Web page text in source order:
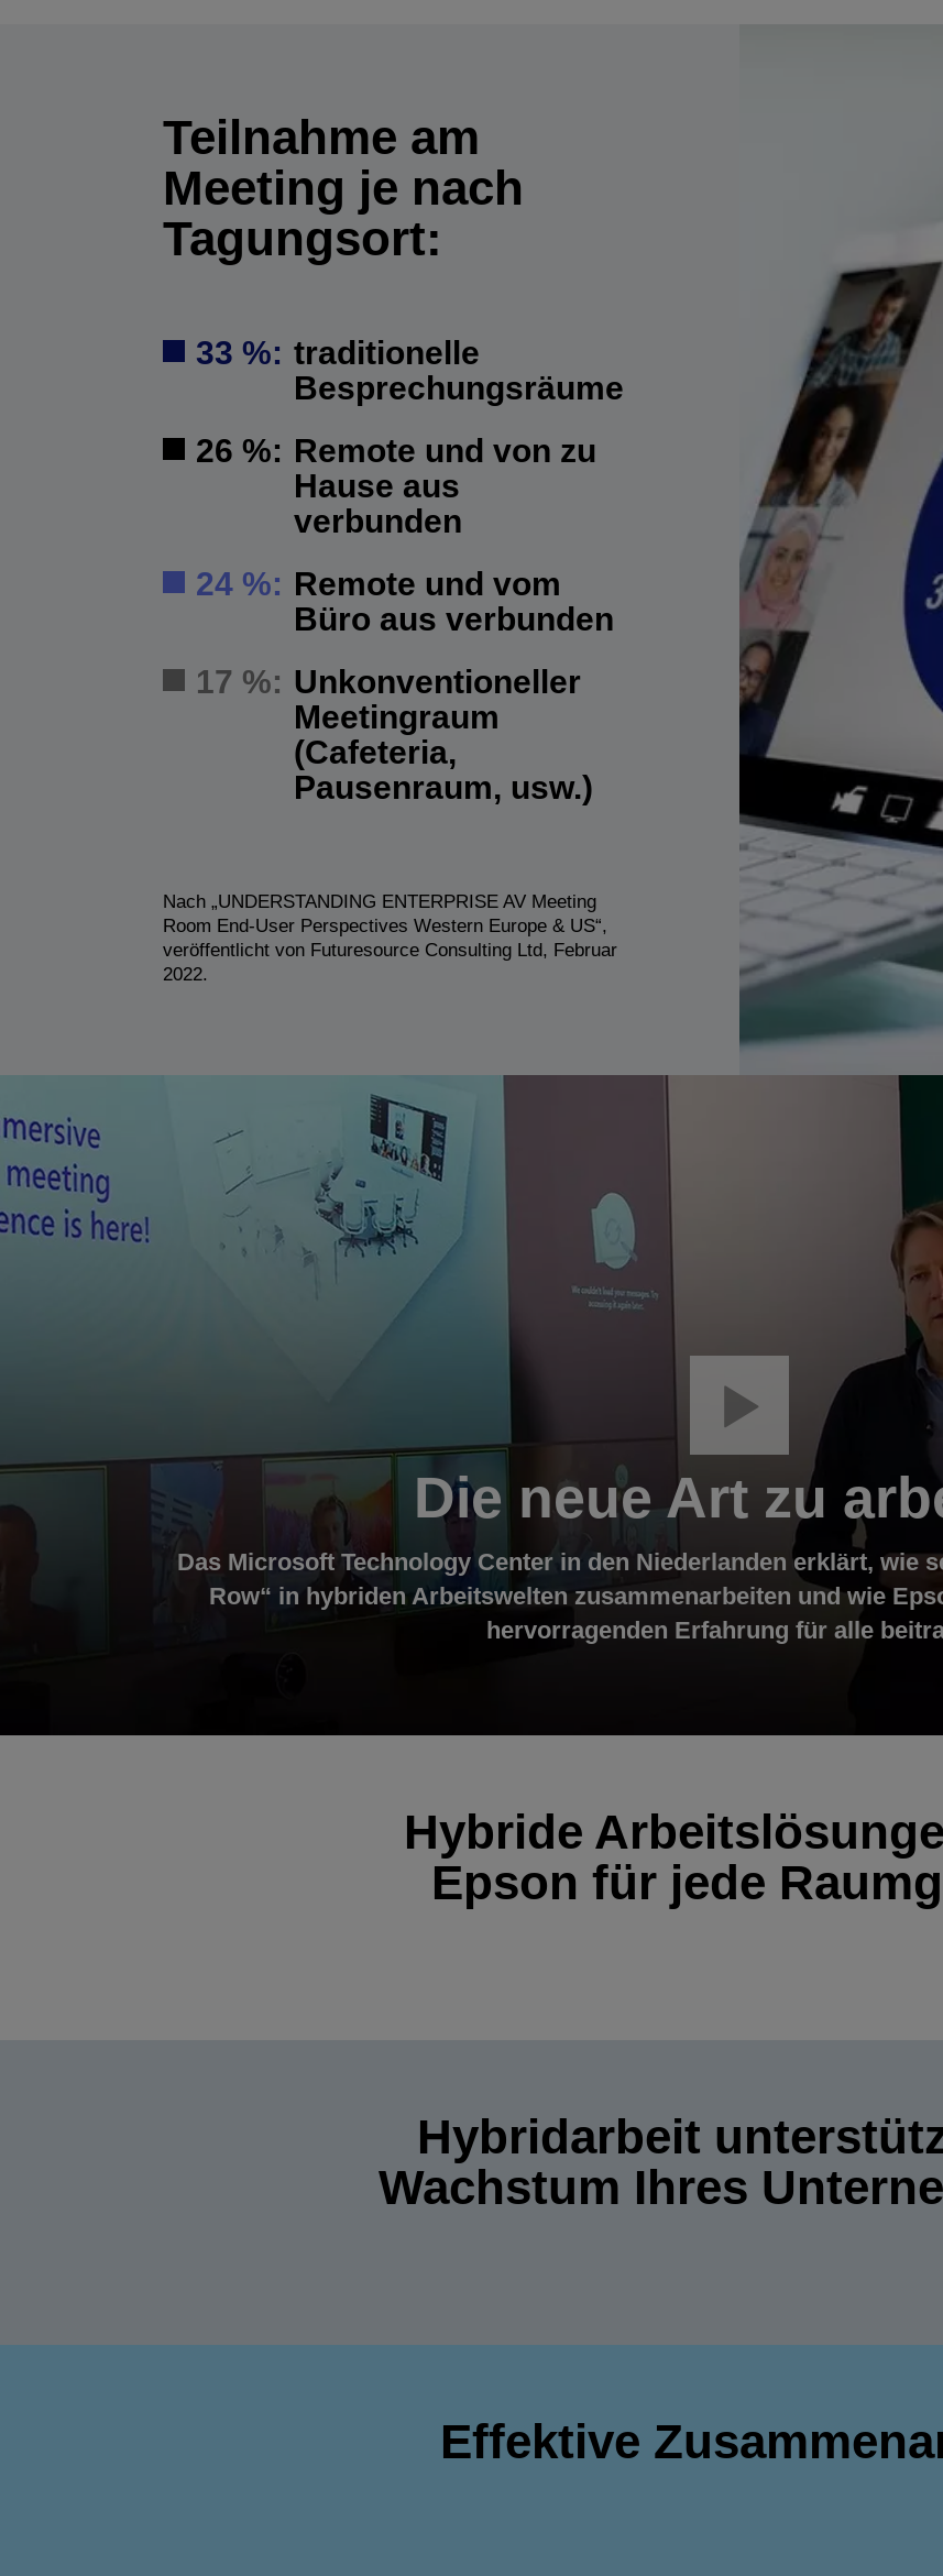
Teilnahme am
Meeting je nach
Tagungsort:
33 %: traditionelle
Besprechungsräume
26 %: Remote und von zu
Hause aus
verbunden
24 %: Remote und vom
Büro aus verbunden
17 %: Unkonventioneller
Meetingraum
(Cafeteria,
Pausenraum, usw.)
Nach „UNDERSTANDING ENTERPRISE AV Meeting
Room End-User Perspectives Western Europe & US“,
veröffentlicht von Futuresource Consulting Ltd, Februar
2022.
Die neue Art zu
Das Microsoft Technology Center in den Niederlanden erklärt, wie
Row“ in hybriden Arbeitswelten zusammenarbeiten und wie
hervorragenden Erfahrung für alle
Hybride
Epson für jede
Hybridarbeit
Wachstum Ihres
Effektive